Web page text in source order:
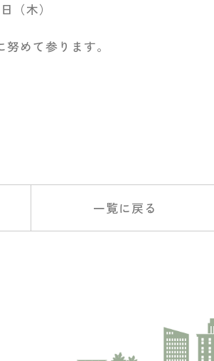
（木）
めて参ります。
一覧に戻る